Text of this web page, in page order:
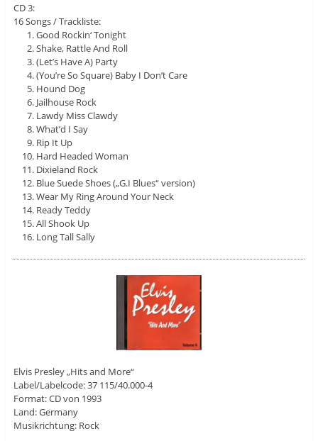
CD 3:
16 Songs / Trackliste:
Good Rockin‘ Tonight
Shake, Rattle And Roll
(Let’s Have A) Party
(You’re So Square) Baby I Don’t Care
Hound Dog
Jailhouse Rock
Lawdy Miss Clawdy
What’d I Say
Rip It Up
Hard Headed Woman
Dixieland Rock
Blue Suede Shoes („G.I Blues“ version)
Wear My Ring Around Your Neck
Ready Teddy
All Shook Up
Long Tall Sally
Elvis Presley „Hits and More“
Label/Labelcode: 37 115/40.000-4
Format: CD von 1993
Land: Germany
Musikrichtung: Rock